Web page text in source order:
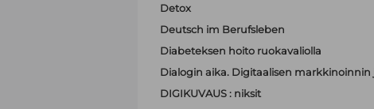
Detox
Deutsch im Berufsleben
Diabeteksen hoito ruokavaliolla
Dialogin aika. Digitaalisen
DIGIKUVAUS : niksit